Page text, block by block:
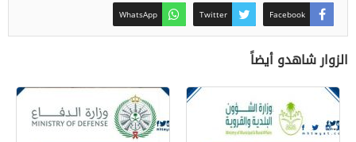
Facebook
Twitter
WhatsApp
الزوار شاهدو أيضاً